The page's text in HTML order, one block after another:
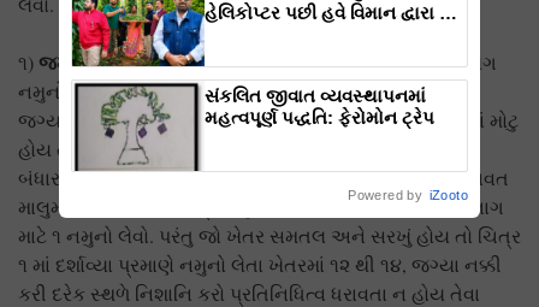
૧) જમીનના યોગ્ય એકમોની પસંદગી :-ખેતરદીઠ અલગ અલગ
નમુનો લેવો. ખેતરની જમીન સરખી હોય તો એક હેક્ટરે પાંચ
જગ્યાનો નમુનો પૃથ્થકરણ માટે લો. જો ખેતર પાંચ હેક્ટર કરતાં મોટુ
હોય તો નમુનાની સંખ્યા એ પ્રમાણે વધારો. ખેતરનો રંગ, ઢાળ,
બંધારણ, પાણીનો નિતાર તથા અગાઉની માવજતની દ્રષ્ટિ તફાવત
માલુમ પડતો હોય તો ચિત્ર ૧ મુજબ ખેતરના ભાગ પાડી દરેક ભાગ
માટે ૧ નમુનો લેવો. પરંતુ જો ખેતર સમતલ અને સરખું હોય તો ચિત્ર
૧ માં દર્શાવ્યા પ્રમાણે નમુનો લેતા ખેતરમાં ૧૨ થી ૧૪, જગ્યા નક્કી
કરી દરેક સ્થળે નિશાનિ કરો પ્રતિનિધિત્વ ધરાવતા ન હોય તેવા
હેલિકોપ્ટર પછી હવે વિમાન દ્વારા કૃષિ
સંકલિત જીવાત વ્યવસ્થાપનમાં
મહત્વપૂર્ણ પદ્ધતિ: ફેરોમોન ટ્રેપ
Powered by iZooto